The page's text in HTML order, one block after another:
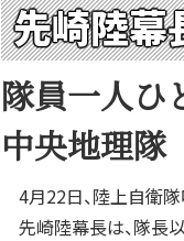
先崎陸幕
隊員一人ひ
中央地理隊
4月22日、陸上自衛
先崎陸幕長は、隊長